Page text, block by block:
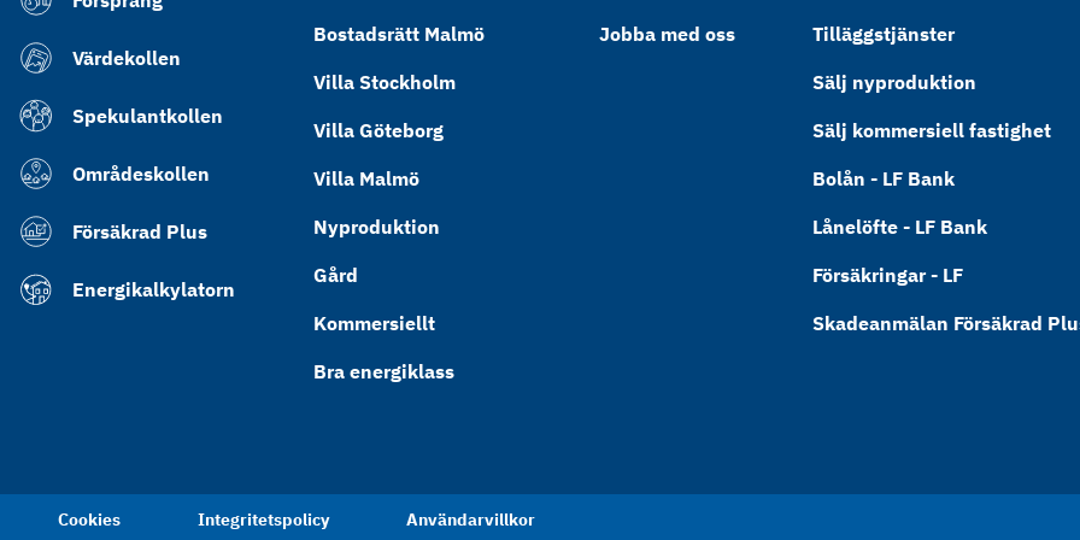
Värdekollen
Spekulantkollen
Områdeskollen
Försäkrad Plus
Energikalkylatorn
Bostadsrätt Malmö
Villa Stockholm
Villa Göteborg
Villa Malmö
Nyproduktion
Gård
Kommersiellt
Bra energiklass
Jobba med oss
Tilläggstjänster
Sälj nyproduktion
Sälj kommersiell fastighet
Bolån - LF Bank
Lånelöfte - LF Bank
Försäkringar - LF
Skadeanmälan Försäkrad
Cookies Integritetspolicy Användarvillkor